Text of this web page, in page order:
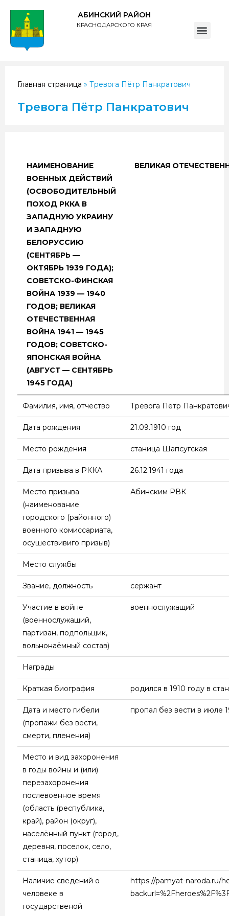
АБИНСКИЙ РАЙОН
КРАСНОДАРСКОГО КРАЯ
Главная страница » Тревога Пётр Панкратович
Тревога Пётр Панкратович
НАИМЕНОВАНИЕ
ВОЕННЫХ ДЕЙСТВИЙ
(ОСВОБОДИТЕЛЬНЫЙ
ПОХОД РККА В
ЗАПАДНУЮ УКРАИНУ
И ЗАПАДНУЮ
БЕЛОРУССИЮ
(СЕНТЯБРЬ —
ОКТЯБРЬ 1939 ГОДА);
СОВЕТСКО-ФИНСКАЯ
ВОЙНА 1939 — 1940
ГОДОВ; ВЕЛИКАЯ
ОТЕЧЕСТВЕННАЯ
ВОЙНА 1941 — 1945
ГОДОВ; СОВЕТСКО-
ЯПОНСКАЯ ВОЙНА
(АВГУСТ — СЕНТЯБРЬ
1945 ГОДА)
ВЕЛИКАЯ
Фамилия, имя, отчество Тревога Пётр
Дата рождения 21.09.1910 год
Место рождения станица Шапсугская
Дата призыва в РККА 26.12.1941 года
Место призыва
(наименование
городского (районного)
военного комиссариата,
осушествивиго призыв)
Абинским РВК
Место службы
Звание, должность сержант
Участие в войне
(военнослужащий,
партизан, подпольщик,
вольнонаёмный состав)
военнослужащий
Награды
Краткая биография родился в 1910 году в
Дата и место гибели
(пропажи без вести,
смерти, пленения)
пропал без вести в июле
Место и вид захоронения
в годы войны и (или)
перезахоронения
послевоенное время
(область (республика,
край), район (округ),
населённый пункт (город,
деревня, поселок, село,
станица, хутор)
Наличие сведений о
человеке в
государственой
https://pamyat-naroda.ru/